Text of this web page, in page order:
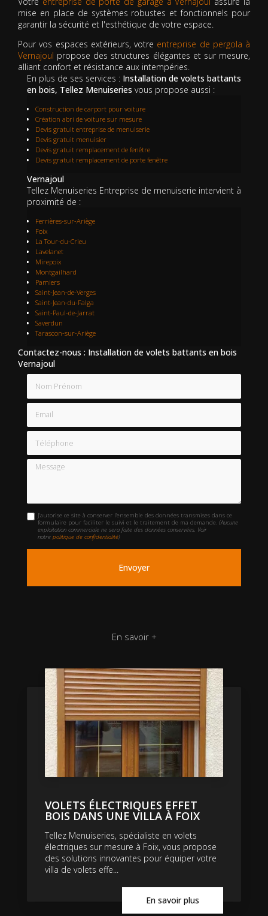
mise en place de systèmes robustes et fonctionnels pour
garantir la sécurité et l'esthétique de votre espace.
Pour vos espaces extérieurs, votre entreprise de pergola à
Vernajoul propose des structures élégantes et sur mesure,
alliant confort et résistance aux intempéries.
En plus de ses services : Installation de volets battants
en bois, Tellez Menuiseries vous propose aussi :
Construction de carport pour voiture
Création abri de voiture sur mesure
Devis gratuit entreprise de menuiserie
Devis gratuit menuisier
Devis gratuit remplacement de fenêtre
Devis gratuit remplacement de porte fenêtre
Vernajoul
Tellez Menuiseries Entreprise de menuiserie intervient à
proximité de :
Ferrières-sur-Ariège
Foix
La Tour-du-Crieu
Lavelanet
Mirepoix
Montgailhard
Pamiers
Saint-Jean-de-Verges
Saint-Jean-du-Falga
Saint-Paul-de-Jarrat
Saverdun
Tarascon-sur-Ariège
Contactez-nous : Installation de volets battants en bois
Vernajoul
Email
Téléphone
Message
J'autorise ce site à conserver l'ensemble des données transmises dans ce
formulaire pour faciliter le suivi et le traitement de ma demande.(Aucune
exploitation commerciale ne sera faite des données conservées. Voir
notrepolitique de confidentialité)
En savoir +
VOLETS ÉLECTRIQUES EFFET
BOIS DANS UNE VILLA À FOIX
Tellez Menuiseries, spécialiste en volets
électriques sur mesure à Foix, vous propose
des solutions innovantes pour équiper votre
villa de volets effe...
En savoir plus